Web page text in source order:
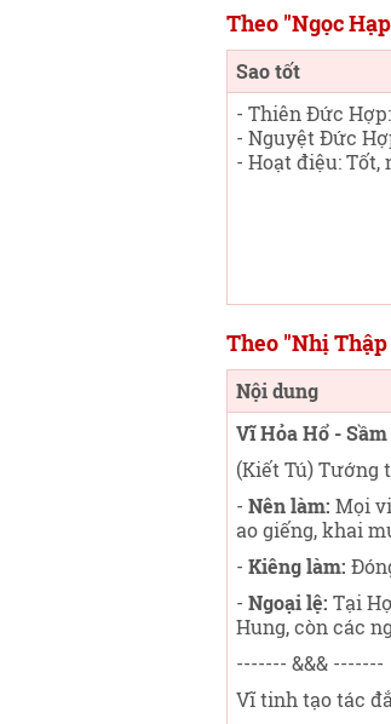
Theo "Ngọc
Sao tốt
- Thiên Đức
- Nguyệt Đức
- Hoạt điệu:
Theo "Nhị Thập
Nội dung
Vĩ Hỏa Hổ -
(Kiết Tú) Tướng
- Nên làm: Mọi
ao giếng, khai
- Kiêng làm:
- Ngoại lệ: Tại
Hung, còn các
------- &&& -------
Vĩ tinh tạo tác